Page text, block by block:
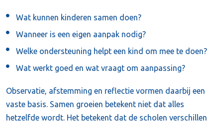
Wat kunnen kinderen samen doen?
Wanneer is een eigen aanpak nodig?
Welke ondersteuning helpt een kind om mee te doen?
Wat werkt goed en wat vraagt om aanpassing?
Observatie, afstemming en reflectie vormen daarbij een
vaste basis. Samen groeien betekent niet dat alles
hetzelfde wordt. Het betekent dat de scholen verschillen